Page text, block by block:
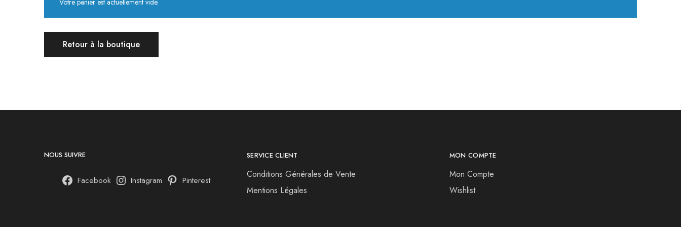
Votre panier est actuellement vide.
Retour à la boutique
NOUS SUIVRE
Facebook Instagram Pinterest
SERVICE CLIENT
Conditions Générales de Vente
Mentions Légales
MON COMPTE
Mon Compte
Wishlist